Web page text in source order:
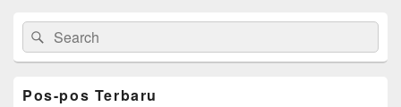
Primary
Sidebar
Widget
Area
Search
for:
Search
Pos-pos Terbaru